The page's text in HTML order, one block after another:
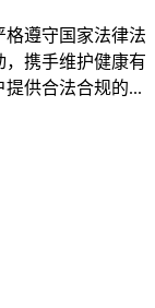
遵守国家法律法
携手维护健康有
供合法合规的...